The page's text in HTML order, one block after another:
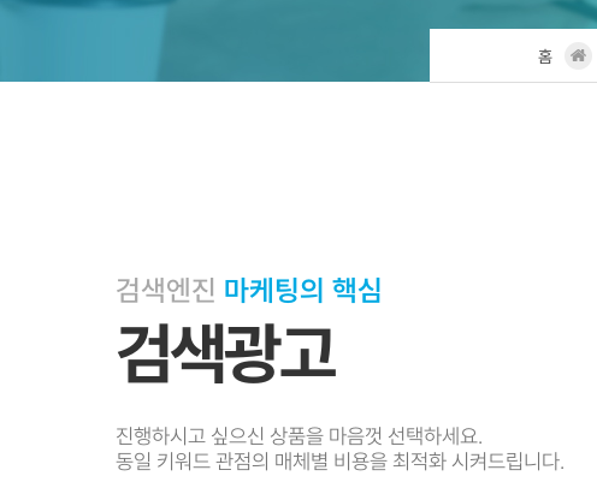
홈
검색엔진 마케팅의 핵심
검색광고
진행하시고 싶으신 상품을 마음껏 선택하세요.
동일 키워드 관점의 매체별 비용을 최적화 시켜드립니다.